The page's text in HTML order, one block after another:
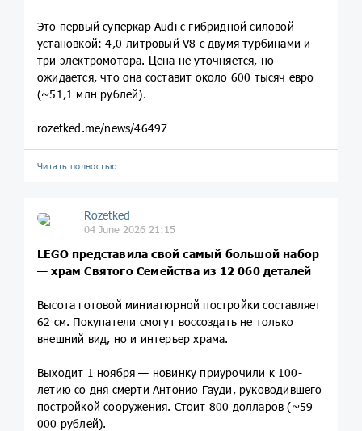
Это первый суперкар Audi с гибридной силовой
установкой: 4,0-литровый V8 с двумя турбинами и
три электромотора. Цена не уточняется, но
ожидается, что она составит около 600 тысяч евро
(~51,1 млн рублей).
rozetked.me/news/46497
Читать полностью…
Rozetked
04 June 2026 21:15
LEGO представила свой самый большой набор
— храм Святого Семейства из 12 060 деталей
Высота готовой миниатюрной постройки составляет
62 см. Покупатели смогут воссоздать не только
внешний вид, но и интерьер храма.
Выходит 1 ноября — новинку приурочили к 100-
летию со дня смерти Антонио Гауди, руководившего
постройкой сооружения. Стоит 800 долларов (~59
000 рублей).